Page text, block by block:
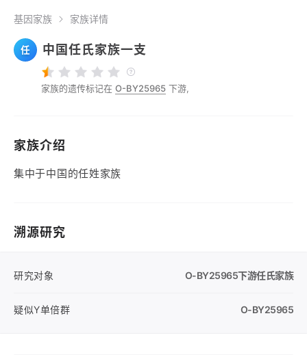
基因家族 家族详情
任 中国任氏家族一支
家族的遗传标记在 O-BY25965 下游,
家族介绍
集中于中国的任姓家族
溯源研究
研究对象 O-BY25965下游任氏家族
疑似Y单倍群 O-BY25965